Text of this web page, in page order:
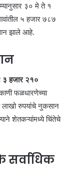
३० मे ते १
५ हजार ७८७
झाले आहे.
३ हजार २१०
फळधारणेच्या
रुपयांचे नुकसान
शेतकऱ्यांमध्ये चिंतेचे